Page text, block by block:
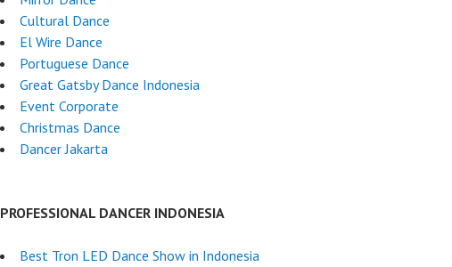
Cultural Dance
El Wire Dance
Portuguese Dance
Great Gatsby Dance Indonesia
Event Corporate
Christmas Dance
Dancer Jakarta
PROFESSIONAL DANCER INDONESIA
Best Tron LED Dance Show in Indonesia